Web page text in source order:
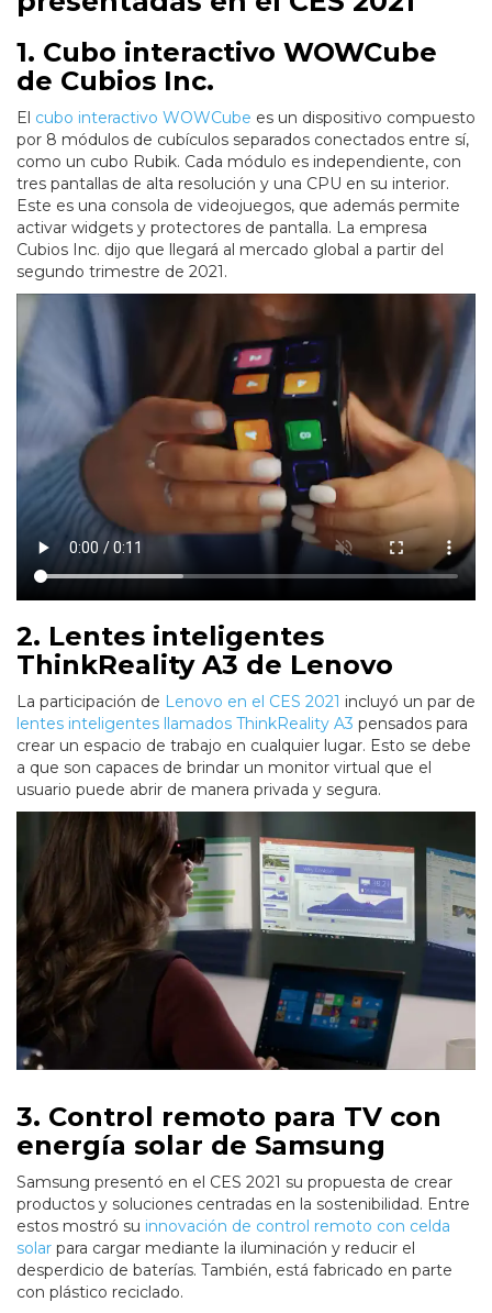
1. Cubo interactivo WOWCube
de Cubios Inc.
El cubo interactivo WOWCube es un dispositivo compuesto
por 8 módulos de cubículos separados conectados entre sí,
como un cubo Rubik. Cada módulo es independiente, con
tres pantallas de alta resolución y una CPU en su interior.
Este es una consola de videojuegos, que además permite
activar widgets y protectores de pantalla. La empresa
Cubios Inc. dijo que llegará al mercado global a partir del
segundo trimestre de 2021.
2. Lentes inteligentes
ThinkReality A3 de Lenovo
La participación de Lenovo en el CES 2021 incluyó un par de
lentes inteligentes llamados ThinkReality A3 pensados para
crear un espacio de trabajo en cualquier lugar. Esto se debe
a que son capaces de brindar un monitor virtual que el
usuario puede abrir de manera privada y segura.
3. Control remoto para TV con
energía solar de Samsung
Samsung presentó en el CES 2021 su propuesta de crear
productos y soluciones centradas en la sostenibilidad. Entre
estos mostró su innovación de control remoto con celda
solar para cargar mediante la iluminación y reducir el
desperdicio de baterías. También, está fabricado en parte
con plástico reciclado.